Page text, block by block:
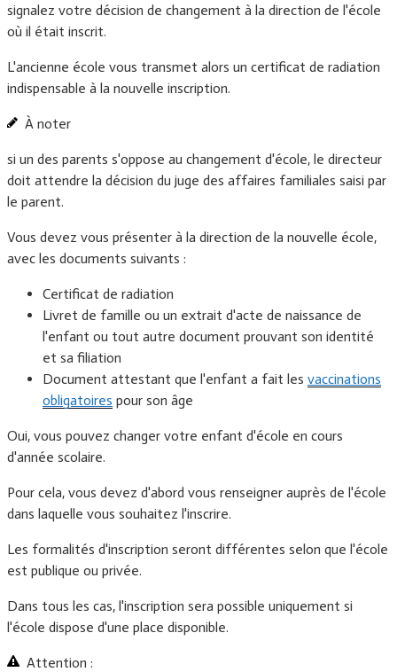
signalez votre décision de changement à la direction de l'école
où il était inscrit.
L'ancienne école vous transmet alors un certificat de radiation
indispensable à la nouvelle inscription.
À noter
si un des parents s'oppose au changement d'école, le directeur
doit attendre la décision du juge des affaires familiales saisi par
le parent.
Vous devez vous présenter à la direction de la nouvelle école,
avec les documents suivants :
Certificat de radiation
Livret de famille ou un extrait d'acte de naissance de
l'enfant ou tout autre document prouvant son identité
et sa filiation
Document attestant que l'enfant a fait les vaccinations
obligatoires pour son âge
Oui, vous pouvez changer votre enfant d'école en cours
d'année scolaire.
Pour cela, vous devez d'abord vous renseigner auprès de l'école
dans laquelle vous souhaitez l'inscrire.
Les formalités d'inscription seront différentes selon que l'école
est publique ou privée.
Dans tous les cas, l'inscription sera possible uniquement si
l'école dispose d'une place disponible.
Attention :